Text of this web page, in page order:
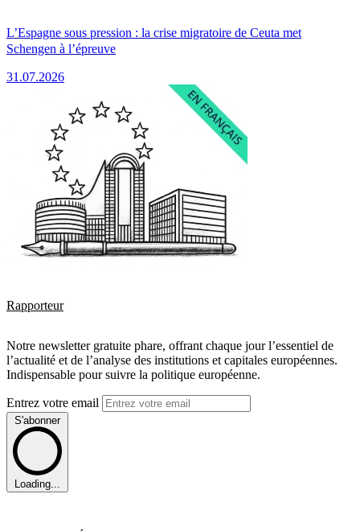
L’Espagne sous pression : la crise migratoire de Ceuta met
Schengen à l’épreuve
31.07.2026
Rapporteur
Notre newsletter gratuite phare, offrant chaque jour l’essentiel de
l’actualité et de l’analyse des institutions et capitales européennes.
Indispensable pour suivre la politique européenne.
Entrez votre email
S'abonner
Loading...